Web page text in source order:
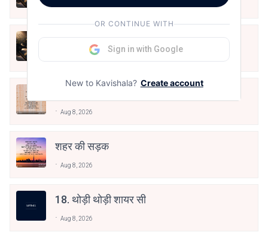
शब्दों का व्यय
Aug 8, 2026
शहर की सड़क
Aug 8, 2026
18. थोड़ी थोड़ी शायर सी
Aug 8, 2026
OR CONTINUE WITH
Sign in with Google
New to Kavishala? Create account